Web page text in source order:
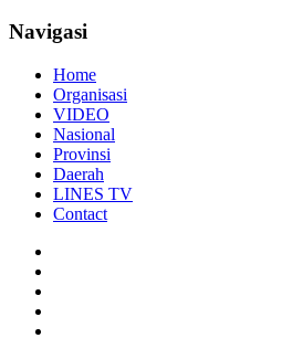
Navigasi
Home
Organisasi
VIDEO
Nasional
Provinsi
Daerah
LINES TV
Contact